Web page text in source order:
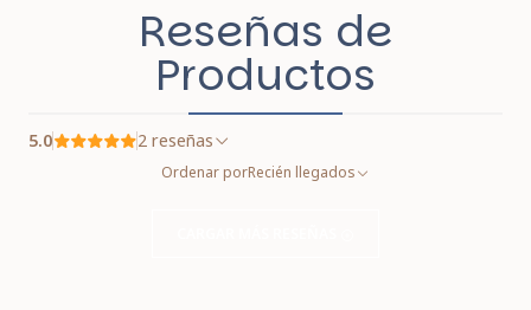
Reseñas de
Productos
5.0 2 reseñas
Ordenar porRecién llegados